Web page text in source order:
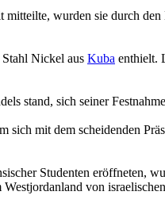
wurden sie durch
Nickel aus Kuba enthielt.
stand, sich seiner
sich mit dem scheidenden
Studenten eröffneten,
von